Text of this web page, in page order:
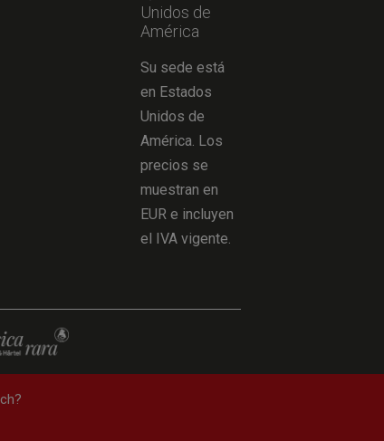
Unidos de
América
Su sede está
en Estados
Unidos de
América. Los
precios se
muestran en
EUR e incluyen
el IVA vigente.